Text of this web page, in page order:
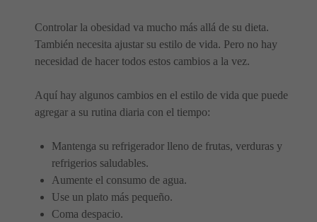
Controlar la obesidad va mucho más allá de su dieta.
También necesita ajustar su estilo de vida. Pero no hay
necesidad de hacer todos estos cambios a la vez.
Aquí hay algunos cambios en el estilo de vida que puede
agregar a su rutina diaria con el tiempo:
Mantenga su refrigerador lleno de frutas, verduras y
refrigerios saludables.
Aumente el consumo de agua.
Use un plato más pequeño.
Coma despacio.